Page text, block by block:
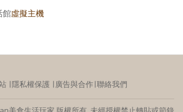
館虛擬主機
∣隱私權保護 ∣廣告與合作∣聯絡我們